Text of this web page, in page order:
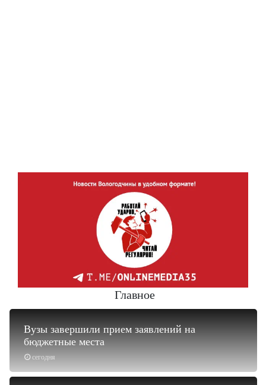
Главное
сегодня
Вузы завершили прием заявлений на
бюджетные места